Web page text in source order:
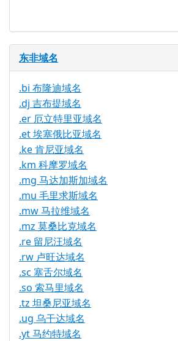
东非域名
.bi 布隆迪域名
.dj 吉布提域名
.er 厄立特里亚域名
.et 埃塞俄比亚域名
.ke 肯尼亚域名
.km 科摩罗域名
.mg 马达加斯加域名
.mu 毛里求斯域名
.mw 马拉维域名
.mz 莫桑比克域名
.re 留尼汪域名
.rw 卢旺达域名
.sc 塞舌尔域名
.so 索马里域名
.tz 坦桑尼亚域名
.ug 乌干达域名
.yt 马约特域名